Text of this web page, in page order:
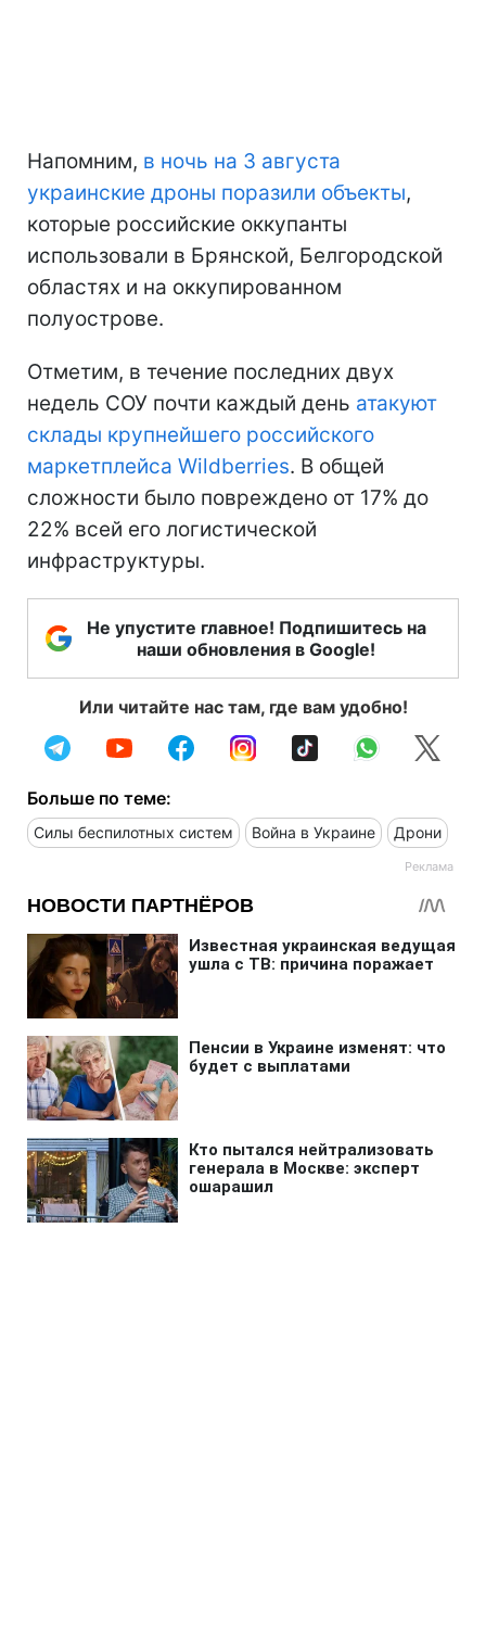
Напомним, в ночь на 3 августа
украинские дроны поразили объекты,
которые российские оккупанты
использовали в Брянской, Белгородской
областях и на оккупированном
полуострове.
Отметим, в течение последних двух
недель СОУ почти каждый день атакуют
склады крупнейшего российского
маркетплейса Wildberries. В общей
сложности было повреждено от 17% до
22% всей его логистической
инфраструктуры.
Не упустите главное! Подпишитесь на
наши обновления в Google!
Или читайте нас там, где вам удобно!
Больше по теме:
Силы беспилотных систем Война в Украине Дрони